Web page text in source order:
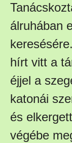
álruhában
hírt vitt a
éjjel a
katonái
és
végébe